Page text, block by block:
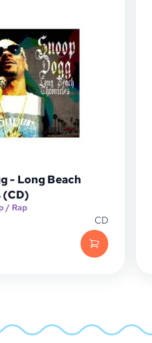
- Long Beach
/ Rap
CD